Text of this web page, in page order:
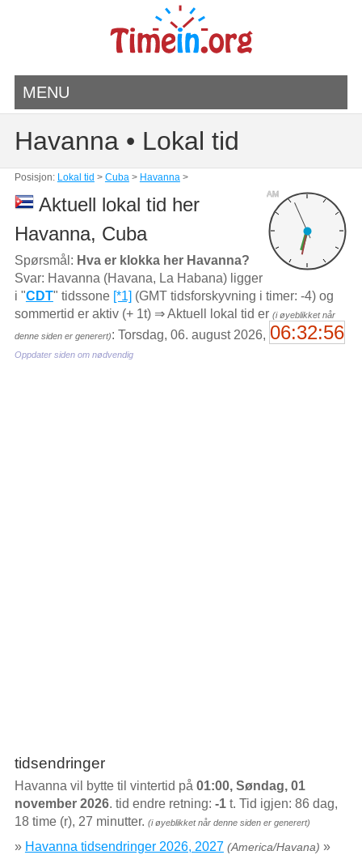
MENU
Havanna • Lokal tid
Posisjon: Lokal tid > Cuba> Havanna>
AM
Aktuell lokal tid her
Havanna, Cuba
Spørsmål: Hva er klokka her Havanna?
Svar: Havanna (Havana, La Habana) ligger
i "CDT" tidssone [*1] (GMT tidsforskyvning i timer: -4) og
sommertid er aktiv (+ 1t) ⇒ Aktuell lokal tid er (i øyeblikket når
denne siden er generert): Torsdag, 06. august 2026, 06:32:56
Oppdater siden om nødvendig
tidsendringer
Havanna vil bytte til vintertid på 01:00, Søndag, 01
november 2026. tid endre retning: -1t. Tid igjen: 86 dag,
18 time (r), 27 minutter. (i øyeblikket når denne siden er generert)
» Havanna tidsendringer 2026, 2027 (America/Havana) »